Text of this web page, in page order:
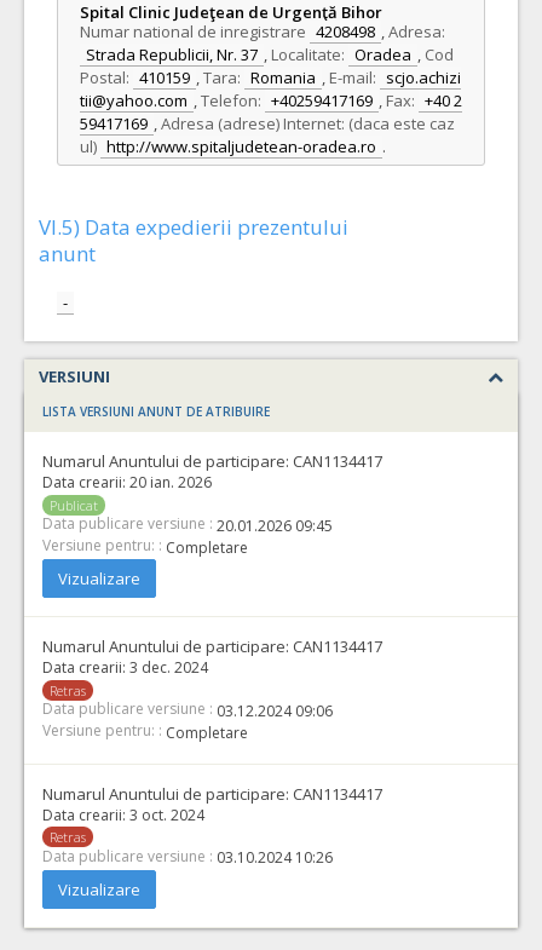
Spital Clinic Judeţean de Urgenţă Bihor
Numar national de inregistrare 4208498 ,Adresa:
Strada Republicii, Nr. 37 , Localitate: Oradea , Cod
Postal: 410159 ,Tara: Romania , E-mail: scjo.achizi
tii@yahoo.com ,Telefon: +40259417169 , Fax: +40 2
59417169 ,Adresa (adrese) Internet: (daca este caz
ul) http://www.spitaljudetean-oradea.ro .
VI.5) Data expedierii prezentului
anunt
-
VERSIUNI
LISTA VERSIUNI ANUNT DE ATRIBUIRE
Numarul Anuntului de participare: CAN1134417
Data crearii: 20 ian. 2026
Publicat
Data publicare versiune : 20.01.2026 09:45
Versiune pentru: : Completare
Vizualizare
Numarul Anuntului de participare: CAN1134417
Data crearii: 3 dec. 2024
Retras
Data publicare versiune : 03.12.2024 09:06
Versiune pentru: : Completare
Numarul Anuntului de participare: CAN1134417
Data crearii: 3 oct. 2024
Retras
Data publicare versiune : 03.10.2024 10:26
Vizualizare